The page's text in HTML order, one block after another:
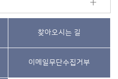
찾아오시는 길
이메일무단수집거부